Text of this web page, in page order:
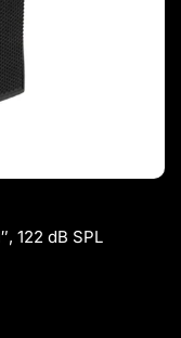
122 dB SPL